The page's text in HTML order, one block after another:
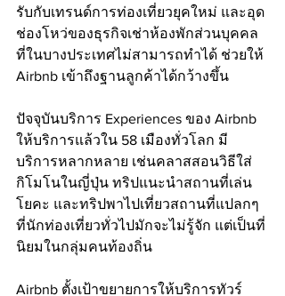
รับกับเทรนด์การท่องเที่ยวยุคใหม่ และอุด
ช่องโหว่ของธุรกิจเช่าห้องพักส่วนบุคคล
ที่ในบางประเทศไม่สามารถทำได้ ช่วยให้
Airbnb เข้าถึงฐานลูกค้าได้กว้างขึ้น
ปัจจุบันบริการ Experiences ของ Airbnb
ให้บริการแล้วใน 58 เมืองทั่วโลก มี
บริการหลากหลาย เช่นคลาสสอนวิธีใส่
กิโมโนในญี่ปุ่น ทริปแนะนำสถานที่เล่น
โยคะ และทริปพาไปเที่ยวสถานที่แปลกๆ
ที่นักท่องเที่ยวทั่วไปมักจะไม่รู้จัก แต่เป็นที่
นิยมในกลุ่มคนท้องถิ่น
Airbnb ตั้งเป้าขยายการให้บริการทัวร์​